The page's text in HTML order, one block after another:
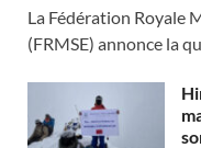
La Fédération Royale
(FRMSE) annonce la